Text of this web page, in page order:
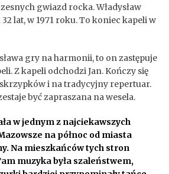
gwiazd rocka. Władysław
lat, w 1971 roku. To koniec kapeli w
gry na harmonii, to on zastępuje
Z kapeli odchodzi Jan. Kończy się
i na tradycyjny repertuar.
być zapraszana na wesela.
w jednym z najciekawszych
na północ od miasta
Na mieszkańców tych stron
muzyka była szaleństwem,